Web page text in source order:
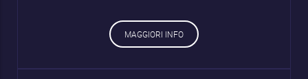
MAGGIORI INFO